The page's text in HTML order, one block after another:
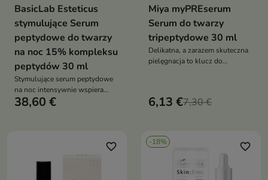
BasicLab Esteticus
stymulujące Serum
peptydowe do twarzy
na noc 15% kompleksu
peptydów 30 ml
Stymulujące serum peptydowe
na noc intensywnie wspiera
procesy regeneracji i odnowy
38,60 €
Miya myPREserum
Serum do twarzy
tripeptydowe 30 ml
Delikatna, a zarazem skuteczna
pielęgnacja to klucz do
6,13 €7,30 €
favorite_border -18% favorite_border